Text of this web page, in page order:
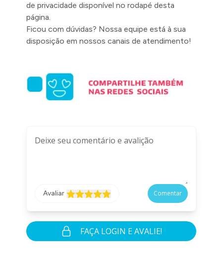
de privacidade disponível no rodapé desta
página.
Ficou com dúvidas? Nossa equipe está à sua
disposição em nossos canais de atendimento!
Avaliar Comentar
FAÇA LOGIN E AVALIE!